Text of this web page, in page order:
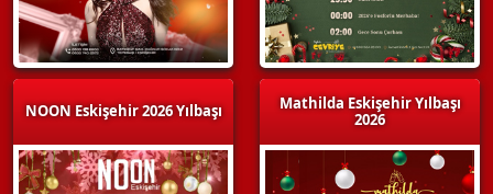
NOON Eskişehir 2026 Yılbaşı
Mathilda Eskişehir Yılbaşı
2026